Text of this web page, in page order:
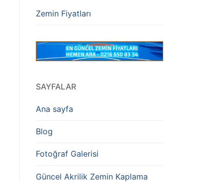
Zemin Fiyatları
SAYFALAR
Ana sayfa
Blog
Fotoğraf Galerisi
Güncel Akrilik Zemin Kaplama